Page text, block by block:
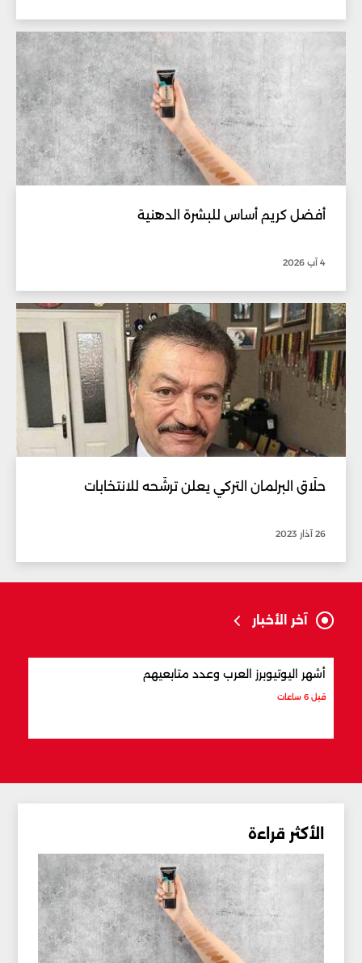
أفضل كريم أساس للبشرة الدهنية
4 آب 2026
حلّاق البرلمان التركي يعلن ترشّحه للانتخابات
26 آذار 2023
آخر الأخبار
أشهر اليوتيوبرز العرب وعدد متابعيهم
قبل 6 ساعات
الأكثر قراءة